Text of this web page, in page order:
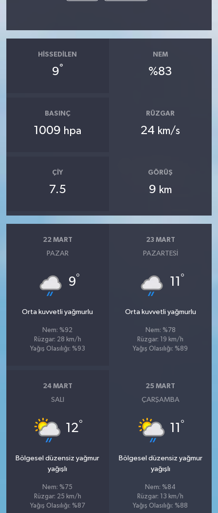
HISSEDILEN
9°
NEM
%83
BASINÇ
1009 hpa
RÜZGAR
24 km/s
ÇIY
7.5
GÖRÜŞ
9 km
22 MART
PAZAR
9°
Orta kuvvetli yağmurlu
Nem: %92
Rüzgar: 28 km/h
Yağış Olasılığı: %93
23 MART
PAZARTESI
11 °
Orta kuvvetli yağmurlu
Nem: %78
Rüzgar: 19 km/h
Yağış Olasılığı: %89
24 MART
SALI
12°
Bölgesel düzensiz yağmur
yağışlı
Nem: %75
Rüzgar: 25 km/h
Yağış Olasılığı: %87
25 MART
ÇARŞAMBA
11 °
Bölgesel düzensiz yağmur
yağışlı
Nem: %84
Rüzgar: 13 km/h
Yağış Olasılığı: %88